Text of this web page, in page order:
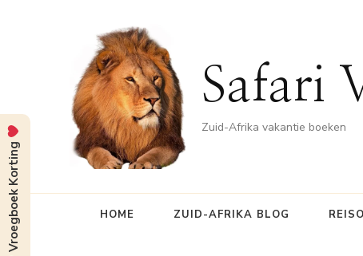
Safari
Zuid-Afrika vakantie boeken
HOME ZUID-AFRIKA BLOG
Vroegboek Korting